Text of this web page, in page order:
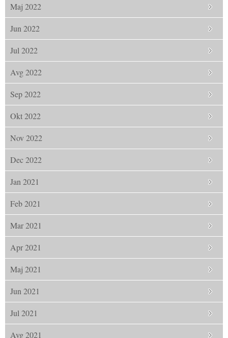
Maj 2022
Jun 2022
Jul 2022
Avg 2022
Sep 2022
Okt 2022
Nov 2022
Dec 2022
Jan 2021
Feb 2021
Mar 2021
Apr 2021
Maj 2021
Jun 2021
Jul 2021
Avg 2021